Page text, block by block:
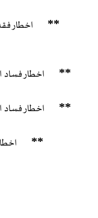
اخطار فقد
اخطار فساد
اخطار فساد
اخطار